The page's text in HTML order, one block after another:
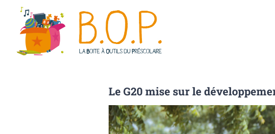
Passer
contenu
Le G20 mise sur le
Voir
l'image